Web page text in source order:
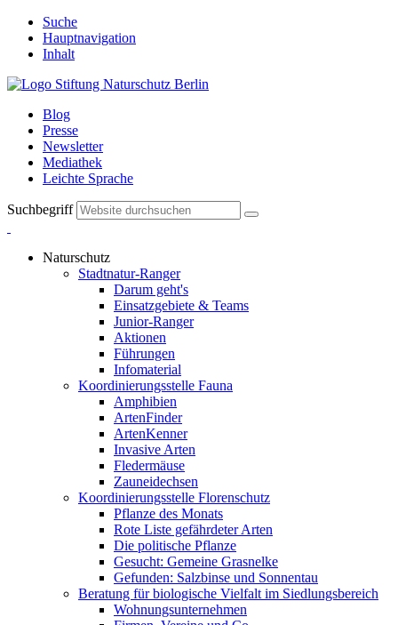
Suche
Hauptnavigation
Inhalt
Blog
Presse
Newsletter
Mediathek
Leichte Sprache
Suchbegriff
Naturschutz
Stadtnatur-Ranger
Darum geht's
Einsatzgebiete & Teams
Junior-Ranger
Aktionen
Führungen
Infomaterial
Koordinierungsstelle Fauna
Amphibien
ArtenFinder
ArtenKenner
Invasive Arten
Fledermäuse
Zauneidechsen
Koordinierungsstelle Florenschutz
Pflanze des Monats
Rote Liste gefährdeter Arten
Die politische Pflanze
Gesucht: Gemeine Grasnelke
Gefunden: Salzbinse und Sonnentau
Beratung für biologische Vielfalt im Siedlungsbereich
Wohnungsunternehmen